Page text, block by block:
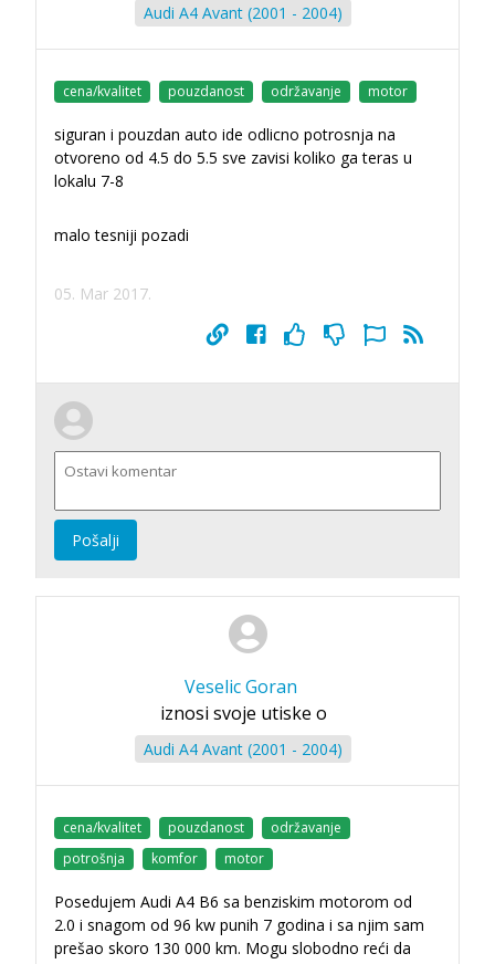
Audi A4 Avant (2001 - 2004)
cena/kvalitet pouzdanost održavanje motor
siguran i pouzdan auto ide odlicno potrosnja na
otvoreno od 4.5 do 5.5 sve zavisi koliko ga teras u
lokalu 7-8
malo tesniji pozadi
05. Mar 2017.
Pošalji
Veselic Goran
iznosi svoje utiske o
Audi A4 Avant (2001 - 2004)
cena/kvalitet pouzdanost
održavanje
potrošnja
komfor motor
Posedujem Audi A4 B6 sa benziskim motorom od
2.0 i snagom od 96 kw punih 7 godina i sa njim sam
prešao skoro 130 000 km. Mogu slobodno reći da